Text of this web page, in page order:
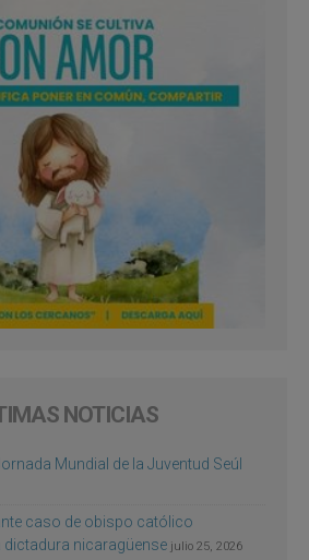
NOTICIAS
Mundial de la Juventud Seúl
caso de obispo católico
nicaragüense julio 25, 2026